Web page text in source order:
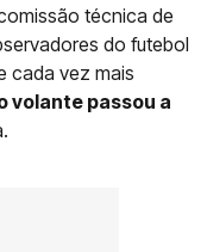
técnica de
do futebol
cada vez mais
volante passou a